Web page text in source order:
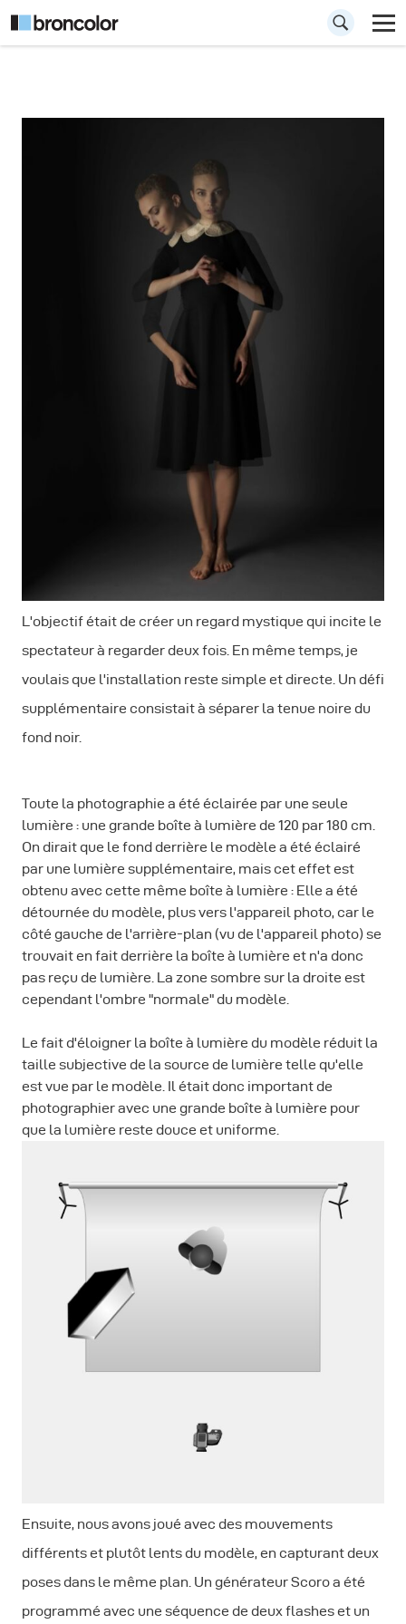
Comment créer un
exposition
L'objectif était de créer un regard mystique qui incite le
spectateur à regarder deux fois. En même temps, je
voulais que l'installation reste simple et directe. Un défi
supplémentaire consistait à séparer la tenue noire du
fond noir.
Toute la photographie a été éclairée par une seule
lumière : une grande boîte à lumière de 120 par 180 cm.
On dirait que le fond derrière le modèle a été éclairé
par une lumière supplémentaire, mais cet effet est
obtenu avec cette même boîte à lumière : Elle a été
détournée du modèle, plus vers l'appareil photo, car le
côté gauche de l'arrière-plan (vu de l'appareil photo) se
trouvait en fait derrière la boîte à lumière et n'a donc
pas reçu de lumière. La zone sombre sur la droite est
cependant l'ombre "normale" du modèle.
Le fait d'éloigner la boîte à lumière du modèle réduit la
taille subjective de la source de lumière telle qu'elle
est vue par le modèle. Il était donc important de
photographier avec une grande boîte à lumière pour
que la lumière reste douce et uniforme.
Ensuite, nous avons joué avec des mouvements
différents et plutôt lents du modèle, en capturant deux
poses dans le même plan. Un générateur Scoro a été
programmé avec une séquence de deux flashes et un